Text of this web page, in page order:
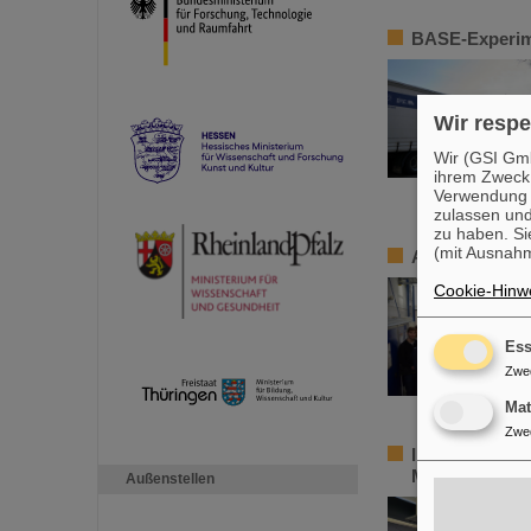
Außenstellen
BASE-
ALICE-
InnoEUV: HI-
Metrologie
Wir
Wir (GSI
ihrem
zulassen
zu haben.
(mit
Cookie-